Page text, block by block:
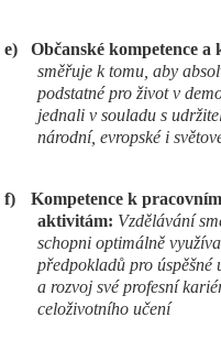
e) Občanské kompetence
směřuje k tomu, aby
podstatné pro život v
jednali v souladu s
národní, evropské i
f)
Kompetence k
aktivitám: Vzdělávání
schopni optimálně
předpokladů pro úspěšné
a rozvoj své profesní
celoživotního učení